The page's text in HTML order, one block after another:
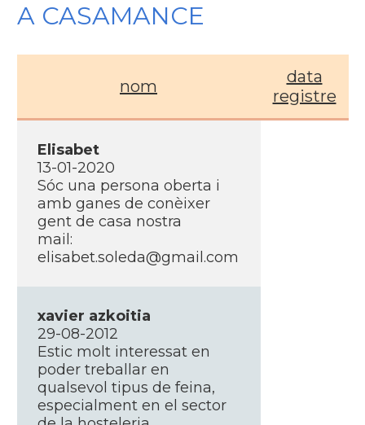
A CASAMANCE
nom
data
registre
Elisabet
13-01-2020
Sóc una persona oberta i
amb ganes de conèixer
gent de casa nostra
mail:
elisabet.soleda@gmail.com
xavier azkoitia
29-08-2012
Estic molt interessat en
poder treballar en
qualsevol tipus de feina,
especialment en el sector